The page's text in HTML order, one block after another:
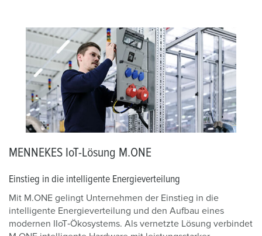
MENNEKES IoT-Lösung M.ONE
Einstieg in die intelligente Energieverteilung
Mit M.ONE gelingt Unternehmen der Einstieg in die
intelligente Energieverteilung und den Aufbau eines
modernen IIoT‑Ökosystems. Als vernetzte Lösung verbindet